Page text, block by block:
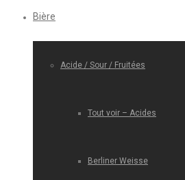
Bière
Acide / Sour / Fruitées
Tout voir – Acides
Berliner Weisse